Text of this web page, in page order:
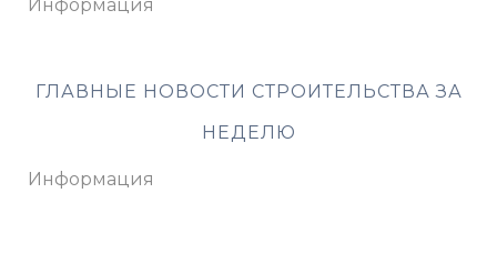
Информация
ГЛАВНЫЕ НОВОСТИ СТРОИТЕЛЬСТВА ЗА
НЕДЕЛЮ
Информация